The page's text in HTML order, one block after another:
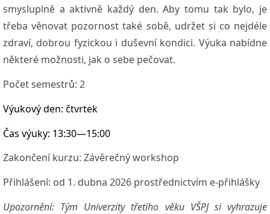
smysluplně a aktivně každý den. Aby tomu tak bylo, je
třeba věnovat pozornost také sobě, udržet si co nejdéle
zdraví, dobrou fyzickou i duševní kondici. Výuka nabídne
některé možnosti, jak o sebe pečovat.
Počet semestrů: 2
Výukový den: čtvrtek
Čas výuky: 13:30—15:00
Zakončení kurzu: Závěrečný workshop
Přihlášení: od 1. dubna 2026 prostřednictvím e-přihlášky
Upozornění: Tým Univerzity třetího věku VŠPJ si vyhrazuje